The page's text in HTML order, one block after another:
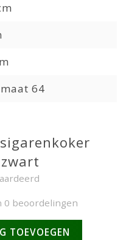
64
0 beoordelingen
TOEVOEGEN